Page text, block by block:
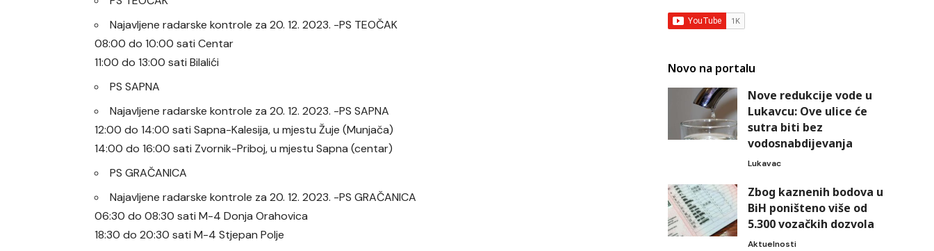
Najavljene radarske kontrole za 20. 12. 2023. -PS TEOČAK
08:00 do 10:00 sati Centar
11:00 do 13:00 sati Bilalići
PS SAPNA
Najavljene radarske kontrole za 20. 12. 2023. -PS SAPNA
12:00 do 14:00 sati Sapna-Kalesija, u mjestu Žuje (Munjača)
14:00 do 16:00 sati Zvornik-Priboj, u mjestu Sapna (centar)
PS GRAČANICA
Najavljene radarske kontrole za 20. 12. 2023. -PS GRAČANICA
06:30 do 08:30 sati M-4 Donja Orahovica
18:30 do 20:30 sati M-4 Stjepan Polje
Novo na portalu
Nove redukcije vode u
Lukavcu: Ove ulice će
sutra biti bez
vodosnabdijevanja
Lukavac
Zbog kaznenih bodova u
BiH poništeno više od
5.300 vozačkih dozvola
Aktuelnosti